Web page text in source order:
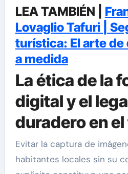
LEA TAMBIÉN |
Lovaglio Tafuri |
turística: El arte de
a medida
La ética de la
digital y el
duradero en
Evitar la captura de
habitantes locales sin su